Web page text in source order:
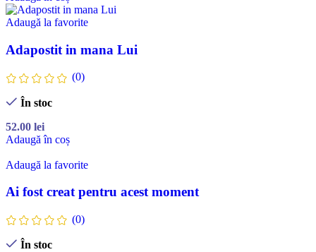
Adaugă la favorite
Adapostit in mana Lui
(0)
În stoc
52.00 lei
Adaugă în coș
Adaugă la favorite
Ai fost creat pentru acest moment
(0)
În stoc